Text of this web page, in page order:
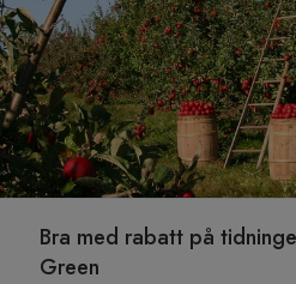
Bra med rabatt på
Green